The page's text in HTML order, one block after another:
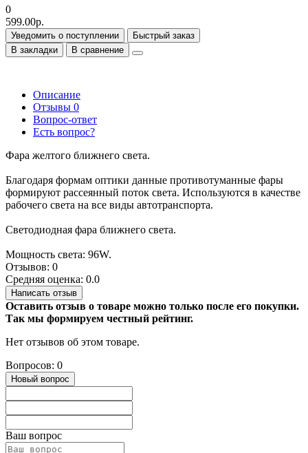
0
599.00р.
Уведомить о поступлении
Быстрый заказ
В закладки
В сравнение
Описание
Отзывы 0
Вопрос-ответ
Есть вопрос?
Фара желтого ближнего света.
Благодаря формам оптики данные противотуманные фары
формируют рассеянный поток света. Используются в качестве
рабочего света на все виды автотранспорта.
Светодиодная фара ближнего света.
Мощность света: 96W.
Отзывов: 0
Средняя оценка: 0.0
Написать отзыв
Оставить отзыв о товаре можно только после его покупки.
Так мы формируем честный рейтинг.
Нет отзывов об этом товаре.
Вопросов: 0
Новый вопрос
Ваш вопрос